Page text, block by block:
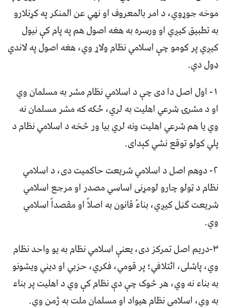
موخه جوړوي، د امر بالمعروف او نهي عن المنکر په کړنلارو
به تطبيق کيږي او ورسره به هغه اصول هم په پام کې نيول
کيږي پر کومو چې اسلامي نظام ولاړ وي، هغه اصول په لاندي
ډول دي.
١- اول اصل دا دی چې د اسلامي نظام مشر به مسلمان وي
او د مشرۍ شرعي اهليت به لري، ځکه که مشر مسلمان نه
وي يا هم شرعي اهلیت ونه لري بيا ور څخه د اسلامي نظام د
پلي کولو توقع نشي کېدای.
٢- دوهم اصل د اسلامي شريعت حاکميت دی، د اسلامي
نظام د ټولو چارو لومړنی اساسي مصدر او مرجع اسلامي
شريعت ګڼل کيږي، بناءً قانون به اصلاً او مقصداً اسلامي
وي.
٣-دريم اصل تمرکز دی، یعنې اسلامي نظام به یو واحد نظام
وي، پاشلی، ائتلافي؛ پر قومي، فکري، حزبي او ديني ويشونو
به بناء نه وي، هر څوک چې دې نظام کې وي د اهليت پر بناء
به وي، اسلامي نظام هیواد او مسلمان ملت به ژمن وي.